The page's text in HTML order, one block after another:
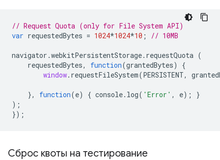
// Request Quota (only for File System API)
var requestedBytes = 1024*1024*10 ; // 10MB
navigator .webkitPersistentStorage. requestQuota (
requestedBytes, function(grantedBytes)
{
window. requestFileSystem(PERSISTENT,
}, function(e) { console. log( 'Error' , e);
}
);
});
Сброс квоты на тестирование